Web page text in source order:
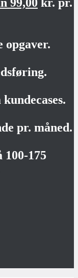
99,00 kr. pr.
opgaver.
pr. måned.
100-175